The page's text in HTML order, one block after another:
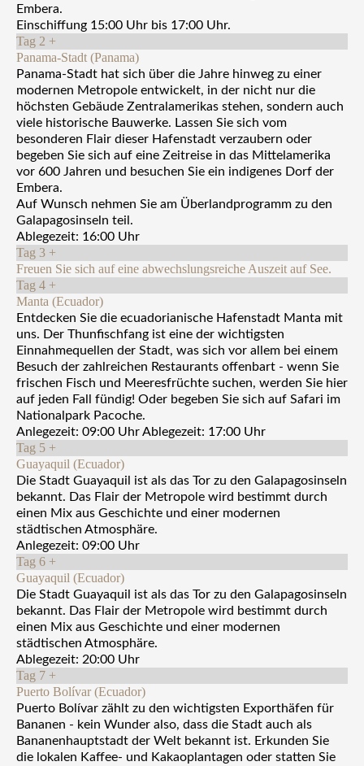
Embera.
Einschiffung 15:00 Uhr bis 17:00 Uhr.
Tag 2 +
Panama-Stadt (Panama)
Panama-Stadt hat sich über die Jahre hinweg zu einer
modernen Metropole entwickelt, in der nicht nur die
höchsten Gebäude Zentralamerikas stehen, sondern auch
viele historische Bauwerke. Lassen Sie sich vom
besonderen Flair dieser Hafenstadt verzaubern oder
begeben Sie sich auf eine Zeitreise in das Mittelamerika
vor 600 Jahren und besuchen Sie ein indigenes Dorf der
Embera.
Auf Wunsch nehmen Sie am Überlandprogramm zu den
Galapagosinseln teil.
Ablegezeit: 16:00 Uhr
Tag 3 +
Freuen Sie sich auf eine abwechslungsreiche Auszeit auf See.
Tag 4 +
Manta (Ecuador)
Entdecken Sie die ecuadorianische Hafenstadt Manta mit
uns. Der Thunfischfang ist eine der wichtigsten
Einnahmequellen der Stadt, was sich vor allem bei einem
Besuch der zahlreichen Restaurants offenbart - wenn Sie
frischen Fisch und Meeresfrüchte suchen, werden Sie hier
auf jeden Fall fündig! Oder begeben Sie sich auf Safari im
Nationalpark Pacoche.
Anlegezeit: 09:00 Uhr Ablegezeit: 17:00 Uhr
Tag 5 +
Guayaquil (Ecuador)
Die Stadt Guayaquil ist als das Tor zu den Galapagosinseln
bekannt. Das Flair der Metropole wird bestimmt durch
einen Mix aus Geschichte und einer modernen
städtischen Atmosphäre.
Anlegezeit: 09:00 Uhr
Tag 6 +
Guayaquil (Ecuador)
Die Stadt Guayaquil ist als das Tor zu den Galapagosinseln
bekannt. Das Flair der Metropole wird bestimmt durch
einen Mix aus Geschichte und einer modernen
städtischen Atmosphäre.
Ablegezeit: 20:00 Uhr
Tag 7 +
Puerto Bolívar (Ecuador)
Puerto Bolívar zählt zu den wichtigsten Exporthäfen für
Bananen - kein Wunder also, dass die Stadt auch als
Bananenhauptstadt der Welt bekannt ist. Erkunden Sie
die lokalen Kaffee- und Kakaoplantagen oder statten Sie